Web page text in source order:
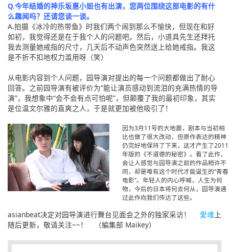
Q.今年结婚的神乐坂惠小姐也有出演，您两位围绕这部电影的有什
么趣闻吗？还请您谈一谈。
A.拍摄《冰冷的热带鱼》时我们两个闹到那么不愉快，但现在和好
如初，我觉得还是在于我个人的问题吧。然后，小道具先生还拜托
我去测量她戒指的尺寸，几天后不动声色突然送上给她戒指。我这
是不折不扣地权力滥用呀（笑）
从电影内容到个人问题，园导演对提出的每一个问题都做出了耐心
回答。之前园导演有被评价为“能让演员感动到流泪的充满热情的导
演”，我想象中“会不会有点可怕呢”，但颠覆了我的最初印象，其实
是位温文尔雅的直爽之人，于是就更加被他吸引了！
因为3月11号的大地震，剧本与当初相
比也做了很大改动，但原作表达的精神
仍完好地保持了下来，这才产生了2011
年版的《不道德的秘密》。看了此作，
会让人感觉与园导演之前的作品稍许不
同，却是唯有这个时代才能诞生的“青春
电影”。年轻人的内心呼喊，人生为何
物，今后的日本将何去何从，园导演通
过此作向我们传达了这些。
asianbeat决定对园导演进行舞台见面会之外的独家采访！ 愛魂 上
随后更新，敬请关注~~！ （編集部 Maikey）